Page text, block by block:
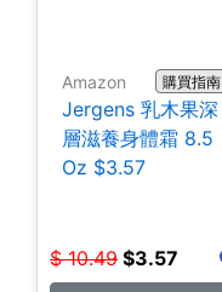
Amazon 購買指南
Jergens 乳木果深
層滋養身體霜 8.5
Oz $3.57
$ 10.49 $3.57